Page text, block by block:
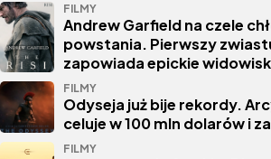
FILMY
Andrew Garfield na czele
powstania. Pierwszy
zapowiada epickie
FILMY
Odyseja już bije rekordy.
celuje w 100 mln dolarów i
FILMY